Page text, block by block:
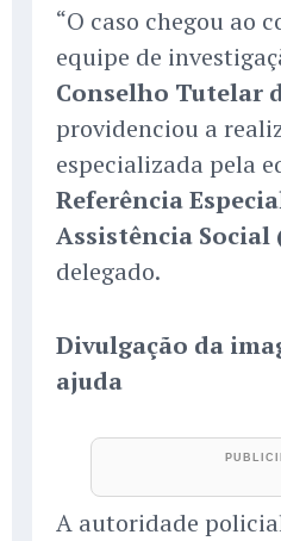
“O caso chegou ao
equipe de
Conselho Tutelar
providenciou a
especializada pela
Referência
Assistência Social
delegado.
Divulgação da
ajuda
A autoridade